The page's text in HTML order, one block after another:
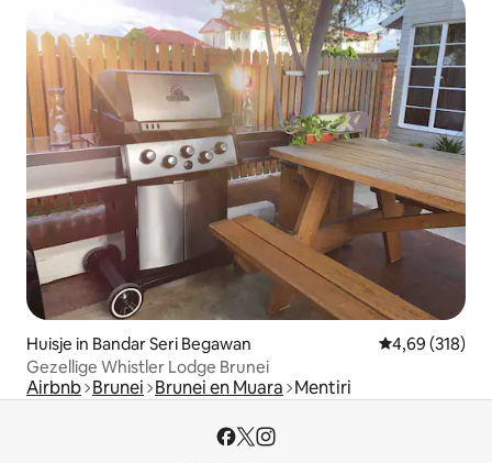
Huisje in Bandar Seri Begawan Gemiddelde
4,69 (318)
Gezellige Whistler Lodge Brunei
Airbnb Brunei Brunei en Muara Mentiri